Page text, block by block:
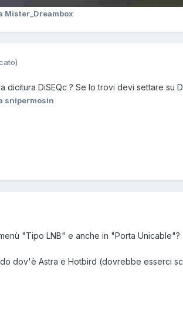
Mister_Dreambox
dicitura DiSEQc ? Se lo trovi devi settare su
snipermosin
"Tipo LNB" e anche in "Porta Unicable"?
dov'è Astra e Hotbird (dovrebbe esserci